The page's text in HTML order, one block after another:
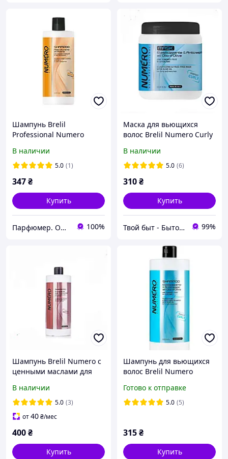
Шампунь Brelil
Professional Numero
овсом 1000 мл
В наличии
5.0 (1)
347₴
Купить
Парфюмер. Оригинальная парфюмерия и косметика в Харькове, Украине 100%
Маска для вьющихся
волос Brelil Numero Curly
1000 мл
В наличии
5.0 (6)
310₴
Купить
Твой быт - Бытовая химия и товары для дома! 99%
Шампунь Brelil Numero с
ценными маслами для
В наличии
5.0 (3)
от40₴/мес
400₴
Купить
Шампунь для вьющихся
волос Brelil Numero
маслом 1л
Готово к отправке
5.0 (5)
315₴
Купить